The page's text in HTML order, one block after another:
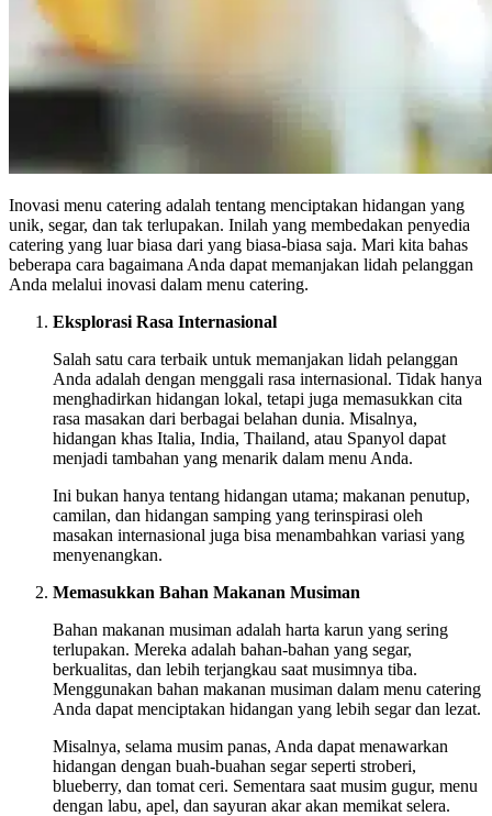
Inovasi menu catering adalah tentang menciptakan hidangan yang
unik, segar, dan tak terlupakan. Inilah yang membedakan penyedia
catering yang luar biasa dari yang biasa-biasa saja. Mari kita bahas
beberapa cara bagaimana Anda dapat memanjakan lidah pelanggan
Anda melalui inovasi dalam menu catering.
Eksplorasi Rasa Internasional
Salah satu cara terbaik untuk memanjakan lidah pelanggan
Anda adalah dengan menggali rasa internasional. Tidak hanya
menghadirkan hidangan lokal, tetapi juga memasukkan cita
rasa masakan dari berbagai belahan dunia. Misalnya,
hidangan khas Italia, India, Thailand, atau Spanyol dapat
menjadi tambahan yang menarik dalam menu Anda.
Ini bukan hanya tentang hidangan utama; makanan penutup,
camilan, dan hidangan samping yang terinspirasi oleh
masakan internasional juga bisa menambahkan variasi yang
menyenangkan.
Memasukkan Bahan Makanan Musiman
Bahan makanan musiman adalah harta karun yang sering
terlupakan. Mereka adalah bahan-bahan yang segar,
berkualitas, dan lebih terjangkau saat musimnya tiba.
Menggunakan bahan makanan musiman dalam menu catering
Anda dapat menciptakan hidangan yang lebih segar dan lezat.
Misalnya, selama musim panas, Anda dapat menawarkan
hidangan dengan buah-buahan segar seperti stroberi,
blueberry, dan tomat ceri. Sementara saat musim gugur, menu
dengan labu, apel, dan sayuran akar akan memikat selera.